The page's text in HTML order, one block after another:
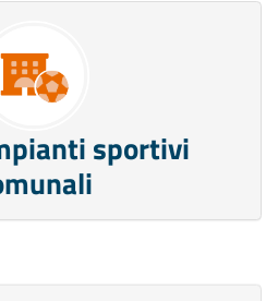
sportivi